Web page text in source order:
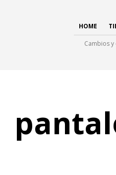
HOME
Cambios